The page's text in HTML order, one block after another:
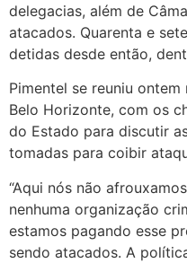
delegacias, além de
atacados. Quarenta e
detidas desde então,
Pimentel se reuniu
Belo Horizonte, com os
do Estado para discutir
tomadas para coibir
“Aqui nós não
nenhuma organização
estamos pagando esse
sendo atacados. A